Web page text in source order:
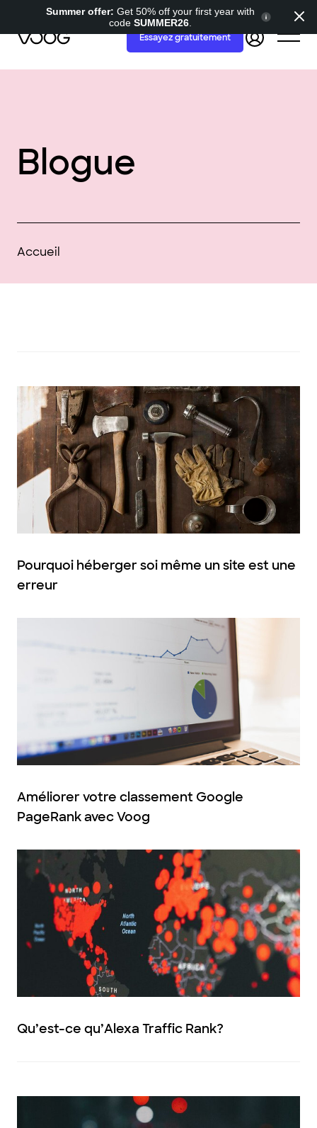
Essayez gratuitement
Blogue
Accueil
Pourquoi héberger soi même un site est une
erreur
Améliorer votre classement Google
PageRank avec Voog
Qu’est-ce qu’Alexa Traffic Rank?
Summer offer: Get 50% off your first year with
code SUMMER26.